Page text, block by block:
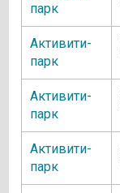
парк
Активити-
парк
Активити-
парк
Активити-
парк